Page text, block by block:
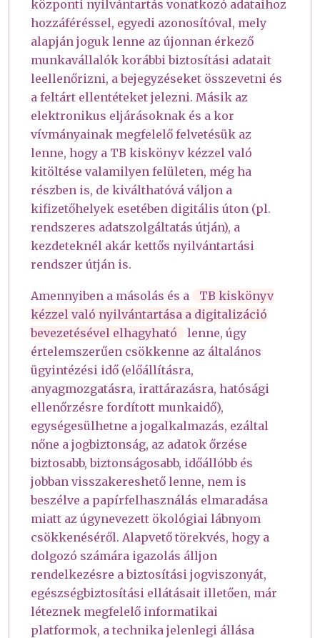
központi nyilvántartás vonatkozó adataihoz
hozzáféréssel, egyedi azonosítóval, mely
alapján joguk lenne az újonnan érkező
munkavállalók korábbi biztosítási adatait
leellenőrizni, a bejegyzéseket összevetni és
a feltárt ellentéteket jelezni. Másik az
elektronikus eljárásoknak és a kor
vívmányainak megfelelő felvetésük az
lenne, hogy a TB kiskönyv kézzel való
kitöltése valamilyen felületen, még ha
részben is, de kiválthatóvá váljon a
kifizetőhelyek esetében digitális úton (pl.
rendszeres adatszolgáltatás útján), a
kezdeteknél akár kettős nyilvántartási
rendszer útján is.
Amennyiben a másolás és a
TB kiskönyv
kézzel való nyilvántartása a digitalizáció
bevezetésével elhagyható
lenne, úgy
értelemszerűen csökkenne az általános
ügyintézési idő (előállításra,
anyagmozgatásra, irattárazásra, hatósági
ellenőrzésre fordított munkaidő),
egységesülhetne a jogalkalmazás, ezáltal
nőne a jogbiztonság, az adatok őrzése
biztosabb, biztonságosabb, időállóbb és
jobban visszakereshető lenne, nem is
beszélve a papírfelhasználás elmaradása
miatt az úgynevezett ökológiai lábnyom
csökkenéséről. Alapvető törekvés, hogy a
dolgozó számára igazolás álljon
rendelkezésre a biztosítási jogviszonyát,
egészségbiztosítási ellátásait illetően, már
léteznek megfelelő informatikai
platformok, a technika jelenlegi állása